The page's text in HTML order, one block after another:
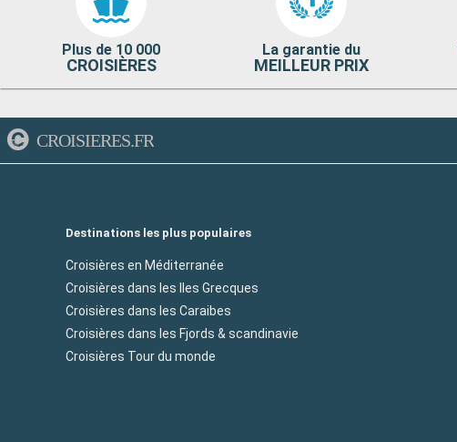
Plus de 10 000
CROISIÈRES
La garantie du
MEILLEUR PRIX
CROISIERES.FR
Destinations les plus populaires
Croisières en Méditerranée
Croisières dans les Iles Grecques
Croisières dans les Caraibes
Croisières dans les Fjords & scandinavie
Croisières Tour du monde